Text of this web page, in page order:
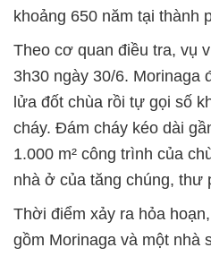
khoảng 650 năm tại thành
Theo cơ quan điều tra, vụ
3h30 ngày 30/6. Morinaga
lửa đốt chùa rồi tự gọi số
cháy. Đám cháy kéo dài
1.000 m² công trình của
nhà ở của tăng chúng, thư
Thời điểm xảy ra hỏa
gồm Morinaga và một nhà